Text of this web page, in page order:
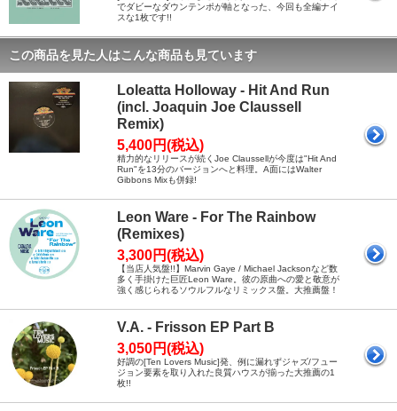
でダビーなダウンテンポが軸となった、今回も全編ナイ
スな1枚です!!
この商品を見た人はこんな商品も見ています
Loleatta Holloway - Hit And Run
(incl. Joaquin Joe Claussell
Remix)
5,400円(税込)
精力的なリリースが続くJoe Claussellが今度は"Hit And
Run"を13分のバージョンへと料理。A面にはWalter
Gibbons Mixも併録!
Leon Ware - For The Rainbow
(Remixes)
3,300円(税込)
【当店人気盤!!】Marvin Gaye / Michael Jacksonなど数
多く手掛けた巨匠Leon Ware。彼の原曲への愛と敬意が
強く感じられるソウルフルなリミックス盤。大推薦盤！
V.A. - Frisson EP Part B
3,050円(税込)
好調の[Ten Lovers Music]発、例に漏れずジャズ/フュー
ジョン要素を取り入れた良質ハウスが揃った大推薦の1
枚!!